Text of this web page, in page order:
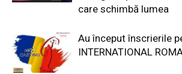
care schimbă lumea
Au început înscrierile
INTERNATIONAL